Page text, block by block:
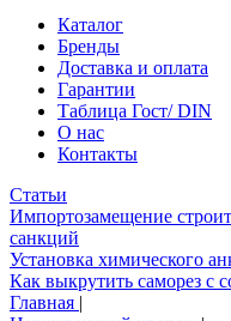
Каталог
Бренды
Доставка и оплата
Гарантии
Таблица Гост/ DIN
О нас
Контакты
Статьи
Импортозамещение
санкций
Установка химического
Как выкрутить саморез с
Главная |